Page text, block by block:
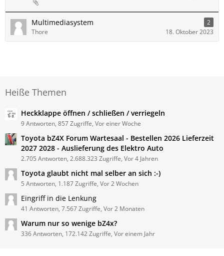
Multimediasystem
2
Thore
18. Oktober 2023
Heiße Themen
Heckklappe öffnen / schließen / verriegeln
9 Antworten, 857 Zugriffe, Vor einer Woche
Toyota bZ4X Forum Wartesaal - Bestellen 2026 Lieferzeit
2027 2028 - Auslieferung des Elektro Auto
2.705 Antworten, 2.688.323 Zugriffe, Vor 4 Jahren
Toyota glaubt nicht mal selber an sich :-)
5 Antworten, 1.187 Zugriffe, Vor 2 Wochen
Eingriff in die Lenkung
41 Antworten, 7.567 Zugriffe, Vor 2 Monaten
Warum nur so wenige bZ4x?
336 Antworten, 172.142 Zugriffe, Vor einem Jahr